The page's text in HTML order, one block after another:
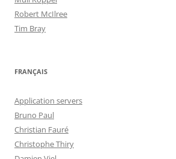
Robert McIlree
Tim Bray
FRANÇAIS
Application servers
Bruno Paul
Christian Fauré
Christophe Thiry